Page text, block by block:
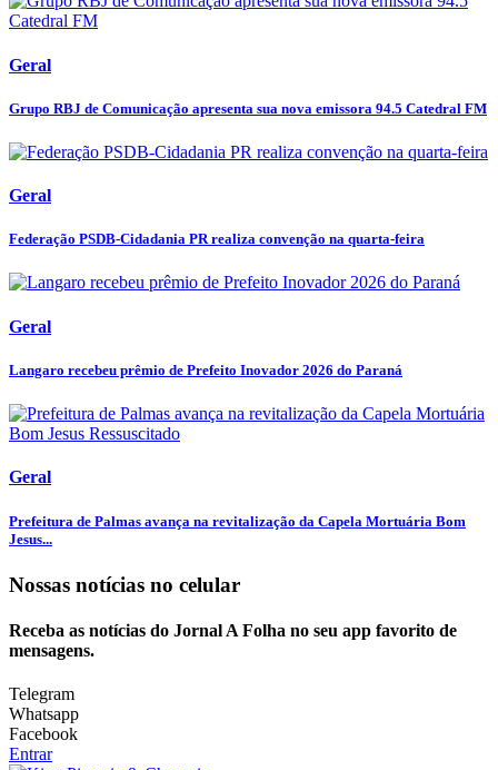
Geral
Grupo RBJ de Comunicação apresenta sua nova emissora 94.5 Catedral FM
Geral
Federação PSDB-Cidadania PR realiza convenção na quarta-feira
Geral
Langaro recebeu prêmio de Prefeito Inovador 2026 do Paraná
Geral
Prefeitura de Palmas avança na revitalização da Capela Mortuária Bom
Jesus...
Nossas notícias no celular
Receba as notícias do Jornal A Folha no seu app favorito de
mensagens.
Telegram
Whatsapp
Facebook
Entrar